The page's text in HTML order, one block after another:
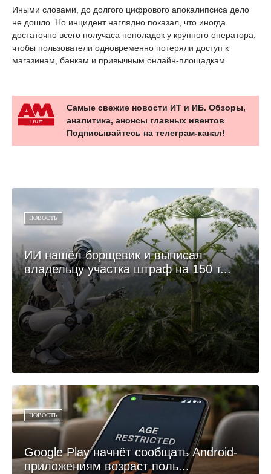
Иными словами, до долгого цифрового апокалипсиса дело
не дошло. Но инцидент наглядно показал, что иногда
достаточно всего получаса неполадок у крупного оператора,
чтобы пользователи одновременно потеряли доступ к
магазинам, банкам и привычным онлайн-площадкам.
Самые свежие новости ИТ и ИБ. Обзоры,
аналитика, анонсы главных ивентов
Подписывайтесь на телеграм-канал!
НОВОСТЬ
ИИ нашёл борщевик и выписал
владельцу участка штраф на 150 т...
НОВОСТЬ
Google Play начнёт сообщать Android-
приложениям возраст поль...